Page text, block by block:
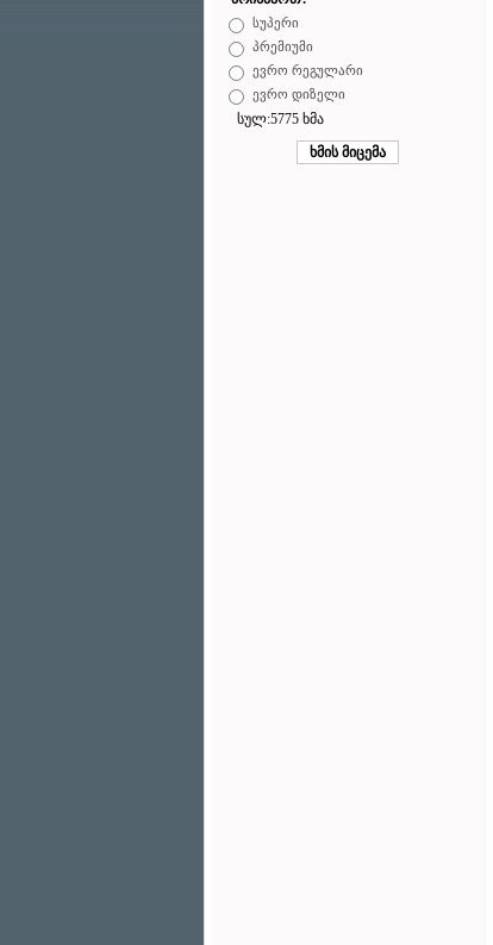
სუპერი
პრემიუმი
ევრო რეგულარი
ევრო დიზელი
სულ:5775 ხმა